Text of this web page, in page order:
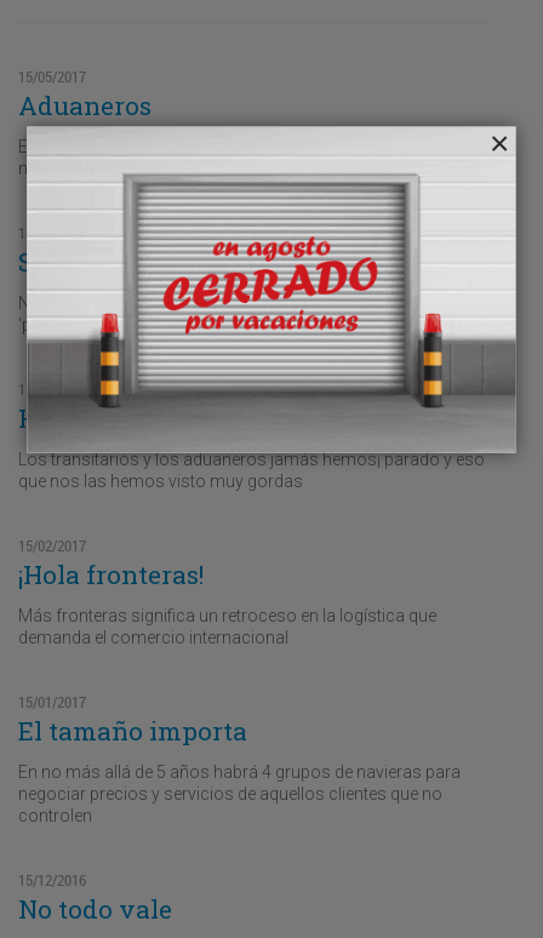
15/05/2017
Aduaneros
En los próximos meses nos vamos a encontrar con buen
número de nuevos representantes aduaneros
15/04/2017
Se respira acuerdo
No hemos escuchado de las navieras que cuando todo el
‘problema de la estiba’ quede resuelto van a bajar los precios
15/03/2017
Hoy no paramos
Los transitarios y los aduaneros jamás hemos¡ parado y eso
que nos las hemos visto muy gordas
15/02/2017
¡Hola fronteras!
Más fronteras significa un retroceso en la logística que
demanda el comercio internacional
15/01/2017
El tamaño importa
En no más allá de 5 años habrá 4 grupos de navieras para
negociar precios y servicios de aquellos clientes que no
controlen
15/12/2016
No todo vale